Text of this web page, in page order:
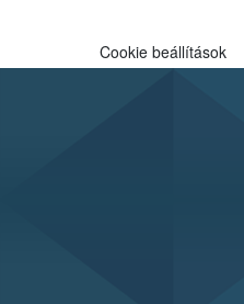
Cookie beállítások